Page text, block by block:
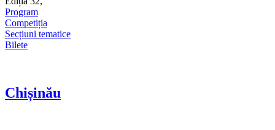
Program
Competiția
Secțiuni tematice
Bilete
Chișinău